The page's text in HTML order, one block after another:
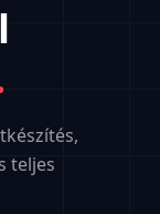
teljes